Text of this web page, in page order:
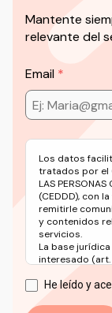
Mantente
relevante del
Email
Los datos
tratados por el
LAS PERSONAS
(CEDDD), con
remitirle
y contenidos
servicios.
La base
interesado (art.
datos a través
He leído y